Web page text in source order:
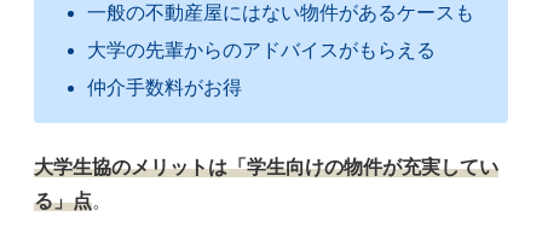
一般の不動産屋にはない物件があるケースも
大学の先輩からのアドバイスがもらえる
仲介手数料がお得
大学生協のメリットは「学生向けの物件が充実してい
る」点。